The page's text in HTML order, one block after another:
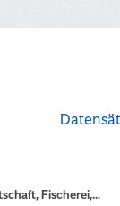
Fischerei,...